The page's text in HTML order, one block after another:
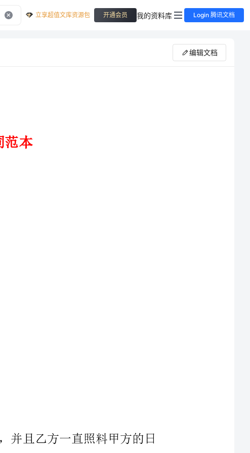
立享超值文库资源包 开通会员 我的资料库 Login 腾讯文档
编辑文档